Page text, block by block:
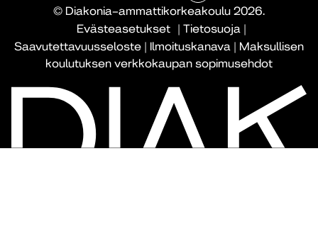
© Diakonia–ammattikorkeakoulu 2026.
Evästeasetukset
| Tietosuoja|
Saavutettavuusseloste | Ilmoituskanava | Maksullisen
koulutuksen verkkokaupan sopimusehdot